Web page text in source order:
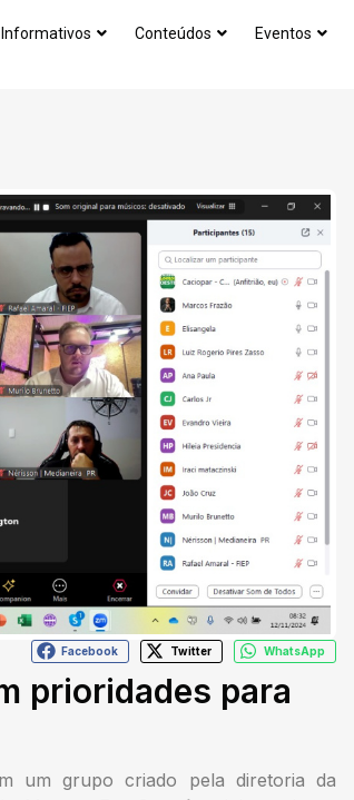
Informativos Conteúdos Eventos
Facebook Twitter WhatsApp
prioridades para
um grupo criado pela diretoria da